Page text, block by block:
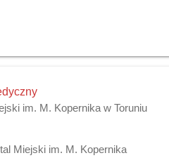
im. M. Kopernika w Toruniu
Miejski im. M. Kopernika